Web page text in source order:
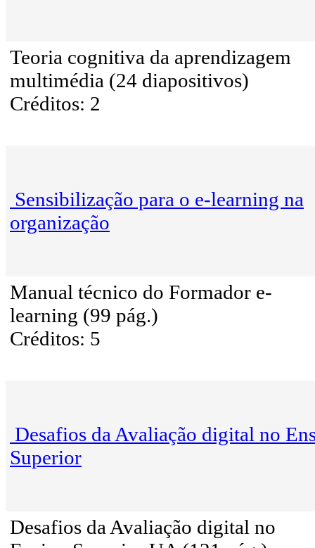
Teoria cognitiva da aprendizagem
multimédia (24 diapositivos)
Créditos: 2
Sensibilização para o e-learning na
organização
Manual técnico do Formador e-
learning (99 pág.)
Créditos: 5
Desafios da Avaliação digital no
Superior
Desafios da Avaliação digital no